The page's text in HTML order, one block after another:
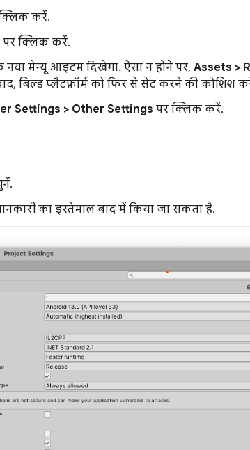
करें.
पर क्लिक करें.
मेन्यू आइटम दिखेगा. ऐसा न होने पर, Assets >
बिल्ड प्लैटफ़ॉर्म को फिर से सेट करने की कोशिश
Settings > Other Settings पर क्लिक करें.
का इस्तेमाल बाद में किया जा सकता है.